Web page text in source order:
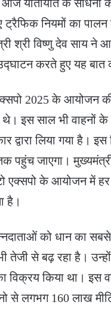
यातायात के साधनों
नियमों का
श्री विष्णु देव साय
करते हुए यह बात
2025 के आयोजन
थे। इस साल भी वाहनों
द्वारा लिया गया है।
पहुंच जाएगा।
एक्सपो के आयोजन में
है।
को धान का
तेजी से बढ़ रहा है।
विक्रय किया था। इस
से लगभग 160 लाख